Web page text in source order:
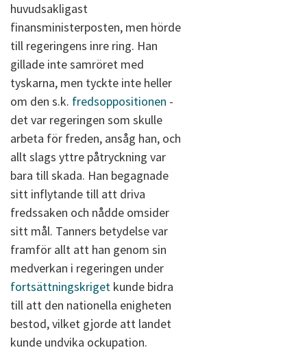
huvudsakligast
finansministerposten, men hörde
till regeringens inre ring. Han
gillade inte samröret med
tyskarna, men tyckte inte heller
om den s.k. fredsoppositionen -
det var regeringen som skulle
arbeta för freden, ansåg han, och
allt slags yttre påtryckning var
bara till skada. Han begagnade
sitt inflytande till att driva
fredssaken och nådde omsider
sitt mål. Tanners betydelse var
framför allt att han genom sin
medverkan i regeringen under
fortsättningskriget kunde bidra
till att den nationella enigheten
bestod, vilket gjorde att landet
kunde undvika ockupation.